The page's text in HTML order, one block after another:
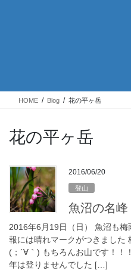
HOME Blog 花の平ヶ岳
花の平ヶ岳
2016/06/20
登山
魚沼の名峰
2016年6月19日（日） 魚沼も
報には晴れマークがつきました
(；´∀｀) もちろんお山です！！
年は登りませんでした […]